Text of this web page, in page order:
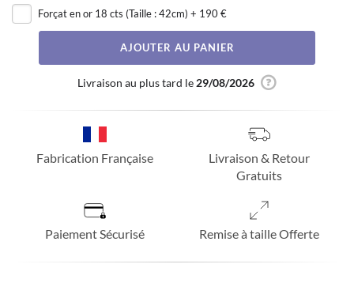
Forçat en or 18 cts (Taille : 42cm) + 190 €
AJOUTER AU PANIER
Livraison au plus tard le 29/08/2026
Fabrication Française
Livraison & Retour
Gratuits
Paiement Sécurisé Remise à taille Offerte